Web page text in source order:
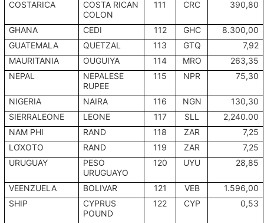
COSTARICA
COSTA RICAN
COLON
111 CRC 390,80
GHANA CEDI 112 GHC
8.300,00
GUATEMALA
QUETZAL 113 GTQ
7,92
MAURITANIA
OUGUIYA 114 MRO
263,35
NEPAL
NEPALESE
RUPEE
115 NPR 75,30
NIGERIA NAIRA 116 NGN
130,30
SIERRALEONE
LEONE 117 SLL
2,240.00
NAM PHI
RAND 118 ZAR
7,25
LƠXOTO
RAND 119 ZAR
7,25
URUGUAY
PESO
URUGUAYO
120 UYU 28,85
VEENZUELA BOLIVAR 121 VEB
1.596,00
SHIP
CYPRUS
POUND
122 CYP 0,53